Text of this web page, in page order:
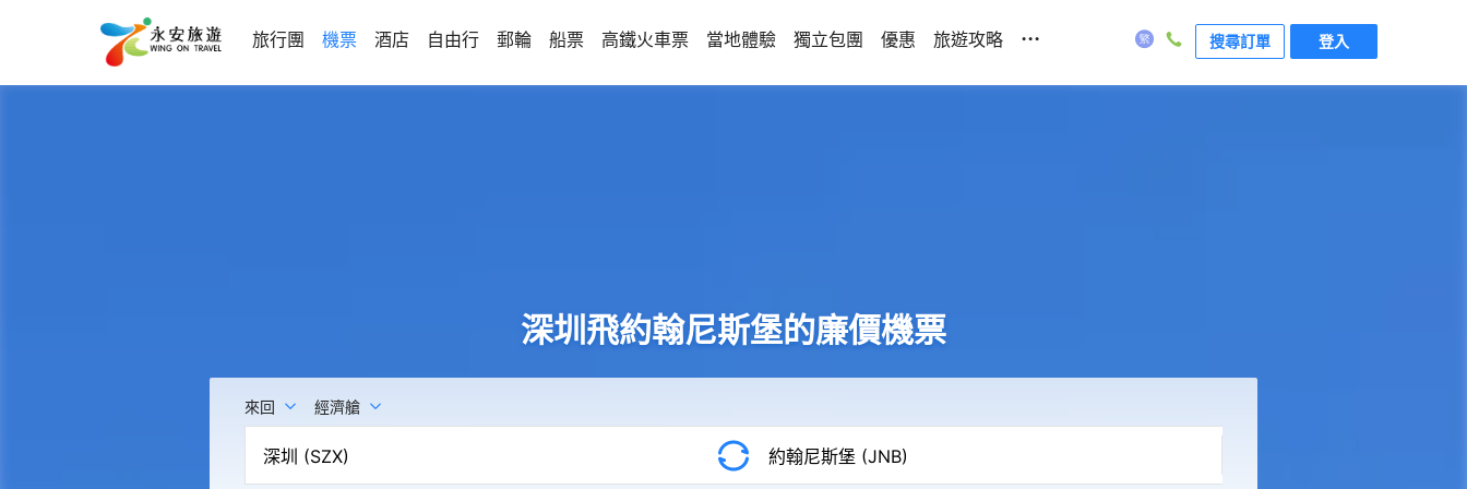
旅行團 機票 酒店 自由行 郵輪 船票 高鐵火車票 當地體驗 獨立包團 優惠 旅遊攻略 ... 搜尋訂單 登入
深圳飛約翰尼斯堡的廉價機票
來回 經濟艙